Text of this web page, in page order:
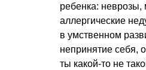
ребенка:
аллергические
в умственном
непринятие себя,
ты какой-то не